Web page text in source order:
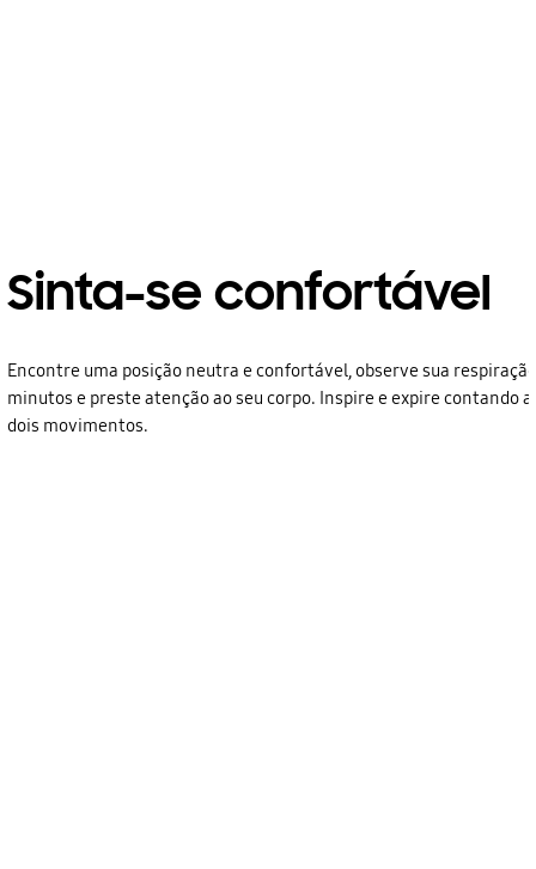
Sinta-se confortável
Encontre uma posição neutra e confortável, observe sua
minutos e preste atenção ao seu corpo. Inspire e expire contando
dois movimentos.